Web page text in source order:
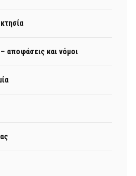
αποφάσεις και νόμοι